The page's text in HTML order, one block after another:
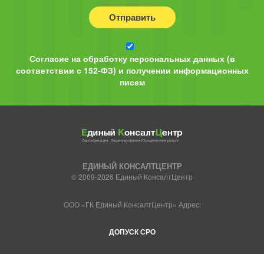
Отправить
Согласие на обработку персональных данных (в
соответствии с 152-ФЗ) и получении информационных
писем
ЕДИНЫЙ КОНСАЛТЦЕНТР
© 2009-2026 Единый КонсалтЦентр
ООО «ГК Единый КонсалтЦентр» Адрес:
ДОПУСК СРО